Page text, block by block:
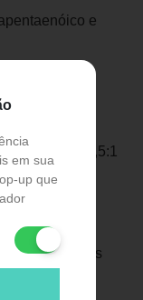
em sua
up que
e
EPA - DHA 1,5:1
Ômega 3 nas
entre os